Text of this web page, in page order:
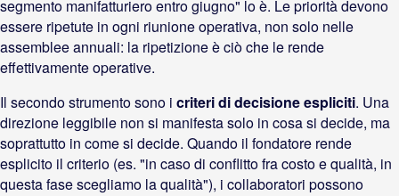
segmento manifatturiero entro giugno" lo è. Le priorità devono
essere ripetute in ogni riunione operativa, non solo nelle
assemblee annuali: la ripetizione è ciò che le rende
effettivamente operative.
Il secondo strumento sono i criteri di decisione espliciti. Una
direzione leggibile non si manifesta solo in cosa si decide, ma
soprattutto in come si decide. Quando il fondatore rende
esplicito il criterio (es. "in caso di conflitto fra costo e qualità, in
questa fase scegliamo la qualità"), i collaboratori possono